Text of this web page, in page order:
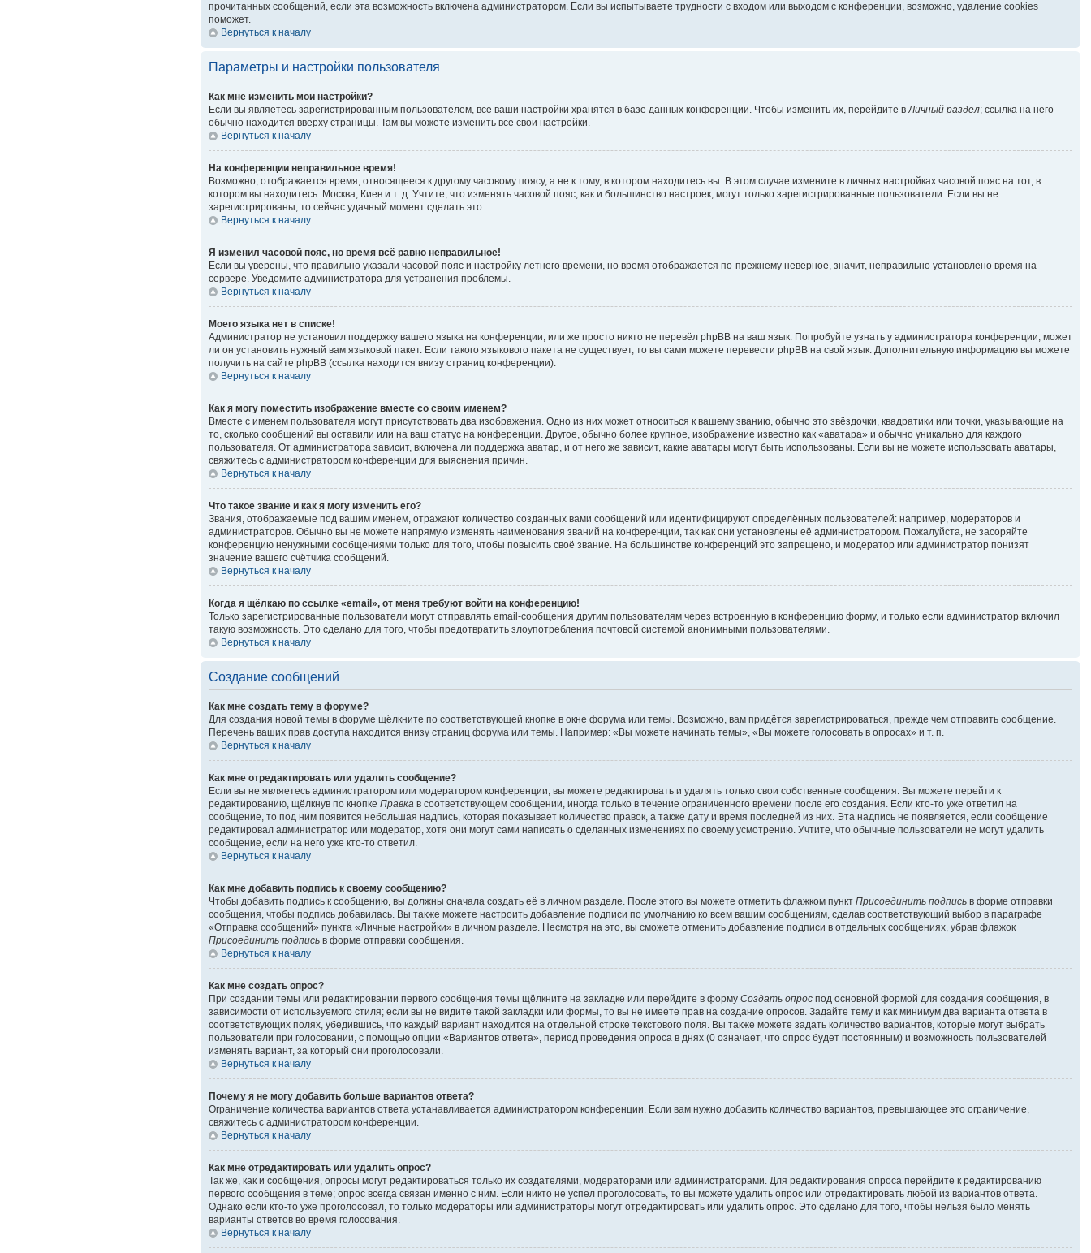
прочитанных сообщений, если эта возможность включена администратором. Если вы испытываете трудности с входом или выходом с конференции, возможно, удаление cookies
поможет.
Вернуться к началу
Параметры и настройки пользователя
Как мне изменить мои настройки?
Если вы являетесь зарегистрированным пользователем, все ваши настройки хранятся в базе данных конференции. Чтобы изменить их, перейдите вЛичный раздел; ссылка на него
обычно находится вверху страницы. Там вы можете изменить все свои настройки.
Вернуться к началу
На конференции неправильное время!
Возможно, отображается время, относящееся к другому часовому поясу, а не к тому, в котором находитесь вы. В этом случае измените в личных настройках часовой пояс на тот, в
котором вы находитесь: Москва, Киев и т. д. Учтите, что изменять часовой пояс, как и большинство настроек, могут только зарегистрированные пользователи. Если вы не
зарегистрированы, то сейчас удачный момент сделать это.
Вернуться к началу
Я изменил часовой пояс, но время всё равно неправильное!
Если вы уверены, что правильно указали часовой пояс и настройку летнего времени, но время отображается по-прежнему неверное, значит, неправильно установлено время на
сервере. Уведомите администратора для устранения проблемы.
Вернуться к началу
Моего языка нет в списке!
Администратор не установил поддержку вашего языка на конференции, или же просто никто не перевёл phpBB на ваш язык. Попробуйте узнать у администратора конференции, может
ли он установить нужный вам языковой пакет. Если такого языкового пакета не существует, то вы сами можете перевести phpBB на свой язык. Дополнительную информацию вы можете
получить на сайте phpBB (ссылка находится внизу страниц конференции).
Вернуться к началу
Как я могу поместить изображение вместе со своим именем?
Вместе с именем пользователя могут присутствовать два изображения. Одно из них может относиться к вашему званию, обычно это звёздочки, квадратики или точки, указывающие на
то, сколько сообщений вы оставили или на ваш статус на конференции. Другое, обычно более крупное, изображение известно как «аватара» и обычно уникально для каждого
пользователя. От администратора зависит, включена ли поддержка аватар, и от него же зависит, какие аватары могут быть использованы. Если вы не можете использовать аватары,
свяжитесь с администратором конференции для выяснения причин.
Вернуться к началу
Что такое звание и как я могу изменить его?
Звания, отображаемые под вашим именем, отражают количество созданных вами сообщений или идентифицируют определённых пользователей: например, модераторов и
администраторов. Обычно вы не можете напрямую изменять наименования званий на конференции, так как они установлены её администратором. Пожалуйста, не засоряйте
конференцию ненужными сообщениями только для того, чтобы повысить своё звание. На большинстве конференций это запрещено, и модератор или администратор понизят
значение вашего счётчика сообщений.
Вернуться к началу
Когда я щёлкаю по ссылке «email», от меня требуют войти на конференцию!
Только зарегистрированные пользователи могут отправлять email-сообщения другим пользователям через встроенную в конференцию форму, и только если администратор включил
такую возможность. Это сделано для того, чтобы предотвратить злоупотребления почтовой системой анонимными пользователями.
Вернуться к началу
Создание сообщений
Как мне создать тему в форуме?
Для создания новой темы в форуме щёлкните по соответствующей кнопке в окне форума или темы. Возможно, вам придётся зарегистрироваться, прежде чем отправить сообщение.
Перечень ваших прав доступа находится внизу страниц форума или темы. Например: «Вы можете начинать темы», «Вы можете голосовать в опросах» и т. п.
Вернуться к началу
Как мне отредактировать или удалить сообщение?
Если вы не являетесь администратором или модератором конференции, вы можете редактировать и удалять только свои собственные сообщения. Вы можете перейти к
редактированию, щёлкнув по кнопке Правка в соответствующем сообщении, иногда только в течение ограниченного времени после его создания. Если кто-то уже ответил на
сообщение, то под ним появится небольшая надпись, которая показывает количество правок, а также дату и время последней из них. Эта надпись не появляется, если сообщение
редактировал администратор или модератор, хотя они могут сами написать о сделанных изменениях по своему усмотрению. Учтите, что обычные пользователи не могут удалить
сообщение, если на него уже кто-то ответил.
Вернуться к началу
Как мне добавить подпись к своему сообщению?
Чтобы добавить подпись к сообщению, вы должны сначала создать её в личном разделе. После этого вы можете отметить флажком пункт Присоединить подпись в форме отправки
сообщения, чтобы подпись добавилась. Вы также можете настроить добавление подписи по умолчанию ко всем вашим сообщениям, сделав соответствующий выбор в параграфе
«Отправка сообщений» пункта «Личные настройки» в личном разделе. Несмотря на это, вы сможете отменить добавление подписи в отдельных сообщениях, убрав флажок
Присоединить подпись в форме отправки сообщения.
Вернуться к началу
Как мне создать опрос?
При создании темы или редактировании первого сообщения темы щёлкните на закладке или перейдите в форму Создать опрос под основной формой для создания сообщения, в
зависимости от используемого стиля; если вы не видите такой закладки или формы, то вы не имеете прав на создание опросов. Задайте тему и как минимум два варианта ответа в
соответствующих полях, убедившись, что каждый вариант находится на отдельной строке текстового поля. Вы также можете задать количество вариантов, которые могут выбрать
пользователи при голосовании, с помощью опции «Вариантов ответа», период проведения опроса в днях (0 означает, что опрос будет постоянным) и возможность пользователей
изменять вариант, за который они проголосовали.
Вернуться к началу
Почему я не могу добавить больше вариантов ответа?
Ограничение количества вариантов ответа устанавливается администратором конференции. Если вам нужно добавить количество вариантов, превышающее это ограничение,
свяжитесь с администратором конференции.
Вернуться к началу
Как мне отредактировать или удалить опрос?
Так же, как и сообщения, опросы могут редактироваться только их создателями, модераторами или администраторами. Для редактирования опроса перейдите к редактированию
первого сообщения в теме; опрос всегда связан именно с ним. Если никто не успел проголосовать, то вы можете удалить опрос или отредактировать любой из вариантов ответа.
Однако если кто-то уже проголосовал, то только модераторы или администраторы могут отредактировать или удалить опрос. Это сделано для того, чтобы нельзя было менять
варианты ответов во время голосования.
Вернуться к началу